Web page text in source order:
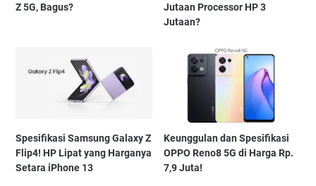
Z 5G, Bagus?
Jutaan Processor HP 3
Jutaan?
Spesifikasi Samsung Galaxy Z
Flip4! HP Lipat yang Harganya
Setara iPhone 13
Keunggulan dan Spesifikasi
OPPO Reno8 5G di Harga Rp.
7,9 Juta!